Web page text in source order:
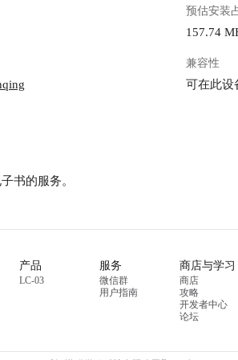
预估安装
157.74
兼容性
可在此设
书的服务。
产品
LC-03
服务
微信群
用户指南
商店与学习
商店
攻略
开发者中心
论坛